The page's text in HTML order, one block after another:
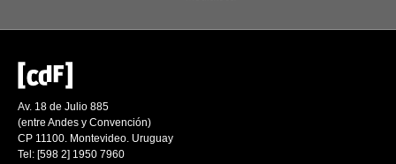
Av. 18 de Julio 885
(entre Andes y Convención)
CP 11100. Montevideo. Uruguay
Tel: [598 2] 1950 7960